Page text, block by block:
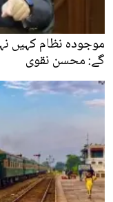
موجودہ نظام کہیں
گے: محسن نقوی